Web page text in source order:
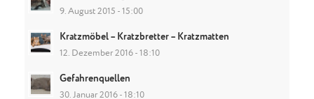
9. August 2015 - 15:00
Kratzmöbel – Kratzbretter – Kratzmatten
12. Dezember 2016 - 18:10
Gefahrenquellen
30. Januar 2016 - 18:10